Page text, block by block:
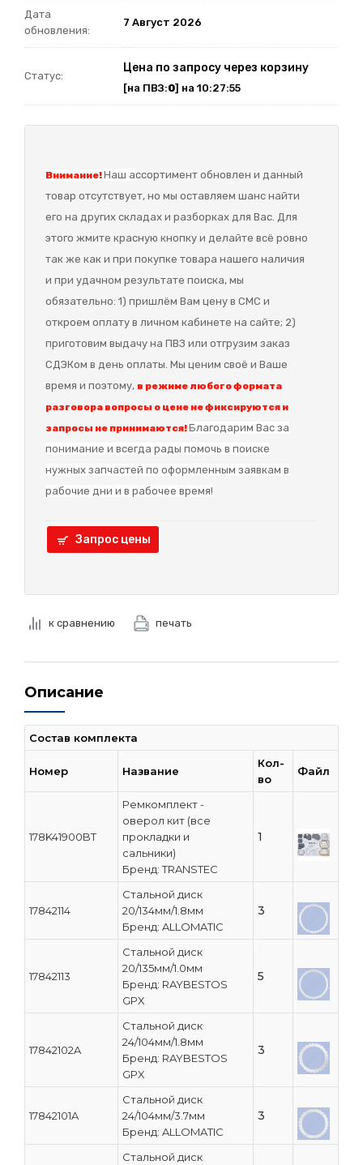
Дата
обновления:
7 Август 2026
Статус:
Цена по запросу через корзину
[на ПВЗ:0] на 10:27:55
Внимание!Наш ассортимент обновлен и данный
товар отсутствует, но мы оставляем шанс найти
его на других складах и разборках для Вас. Для
этого жмите красную кнопку и делайте всё ровно
так же как и при покупке товара нашего наличия
и при удачном результате поиска, мы
обязательно: 1) пришлём Вам цену в СМС и
откроем оплату в личном кабинете на сайте; 2)
приготовим выдачу на ПВЗ или отгрузим заказ
СДЭКом в день оплаты. Мы ценим своё и Ваше
время и поэтому, в режиме любого формата
разговора вопросы о цене не фиксируются и
запросы не принимаются!Благодарим Вас за
понимание и всегда рады помочь в поиске
нужных запчастей по оформленным заявкам в
рабочие дни и в рабочее время!
Запрос цены
к сравнению печать
Описание
Состав комплекта
Номер Название
Кол-
во
Файл
178K41900BT
Ремкомплект -
оверол кит (все
прокладки и
сальники)
Бренд: TRANSTEC
1
17842114
Стальной диск
20/134мм/1.8мм
Бренд: ALLOMATIC
3
17842113
Стальной диск
20/135мм/1.0мм
Бренд: RAYBESTOS
GPX
5
17842102A
Стальной диск
24/104мм/1.8мм
Бренд: RAYBESTOS
GPX
3
17842101A
Стальной диск
24/104мм/3.7мм
Бренд: ALLOMATIC
3
Стальной диск